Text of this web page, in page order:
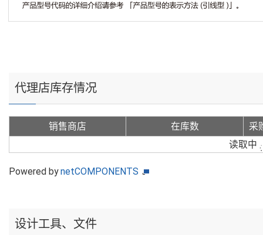
代理店库存情况
销售商店 在库数
采
读取中
Powered bynetCOMPONENTS
设计工具、文件